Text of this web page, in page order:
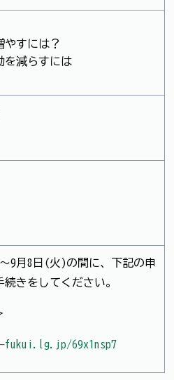
やすには？
を減らすには
9月8日(火)の間に、下記の申
きをしてください。
69x1nsp7